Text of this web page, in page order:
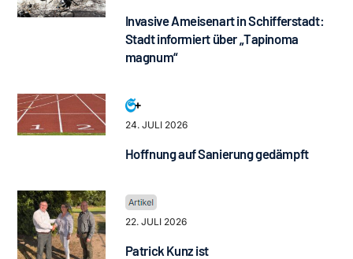
Invasive Ameisenart in Schifferstadt:
Stadt informiert über „Tapinoma
magnum“
24. JULI 2026
Hoffnung auf Sanierung gedämpft
22. JULI 2026
Patrick Kunz ist